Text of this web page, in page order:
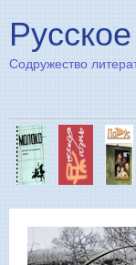
Содружество